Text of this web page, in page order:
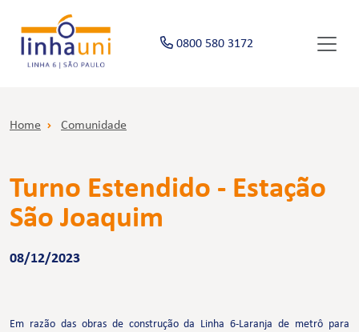
0800 580 3172
Home Comunidade
Turno Estendido - Estação
São Joaquim
08/12/2023
Em razão das obras de construção da Linha 6-Laranja de metrô para